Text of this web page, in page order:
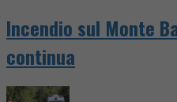
Incendio sul Monte
continua